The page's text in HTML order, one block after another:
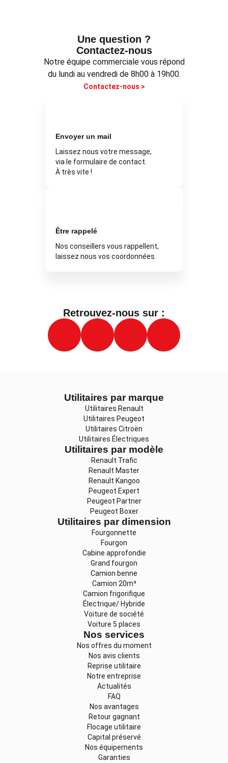
Une question ?
Contactez-nous
Notre équipe commerciale vous répond
du lundi au vendredi de 8h00 à 19h00.
Contactez-nous >
Envoyer un mail
Laissez nous votre message,
via le formulaire de contact.
À très vite !
Être rappelé
Nos conseillers vous rappellent,
laissez nous vos coordonnées.
Retrouvez-nous sur :
Utilitaires par marque
Utilitaires Renault
Utilitaires Peugeot
Utilitaires Citroën
Utilitaires Électriques
Utilitaires par modèle
Renault Trafic
Renault Master
Renault Kangoo
Peugeot Expert
Peugeot Partner
Peugeot Boxer
Utilitaires par dimension
Fourgonnette
Fourgon
Cabine approfondie
Grand fourgon
Camion benne
Camion 20m³
Camion frigorifique
Électrique/ Hybride
Voiture de société
Voiture 5 places
Nos services
Nos offres du moment
Nos avis clients
Reprise utilitaire
Notre entreprise
Actualités
FAQ
Nos avantages
Retour gagnant
Flocage utilitaire
Capital préservé
Nos équipements
Garanties